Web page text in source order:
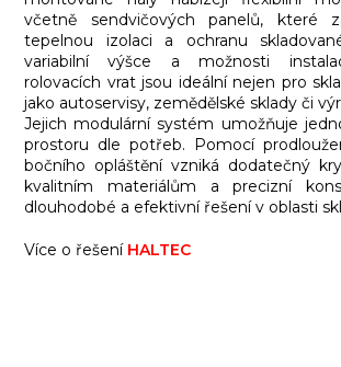
včetně sendvičových panelů, které
tepelnou izolaci a ochranu
variabilní výšce a možnosti
rolovacích vrat jsou ideální nejen pro
jako autoservisy, zemědělské sklady či
Jejich modulární systém umožňuje
prostoru dle potřeb. Pomocí
bočního opláštění vzniká dodatečný
kvalitním materiálům a precizní
dlouhodobé a efektivní řešení v oblasti
Více o řešení HALTEC